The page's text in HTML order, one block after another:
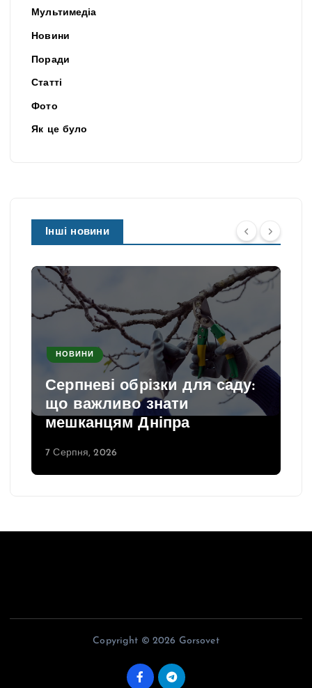
Мультимедіа
Новини
Поради
Статті
Фото
Як це було
Інші новини
НОВИНИ
Серпневі обрізки для саду:
що важливо знати
мешканцям Дніпра
7 Серпня, 2026
Copyright © 2026 Gorsovet